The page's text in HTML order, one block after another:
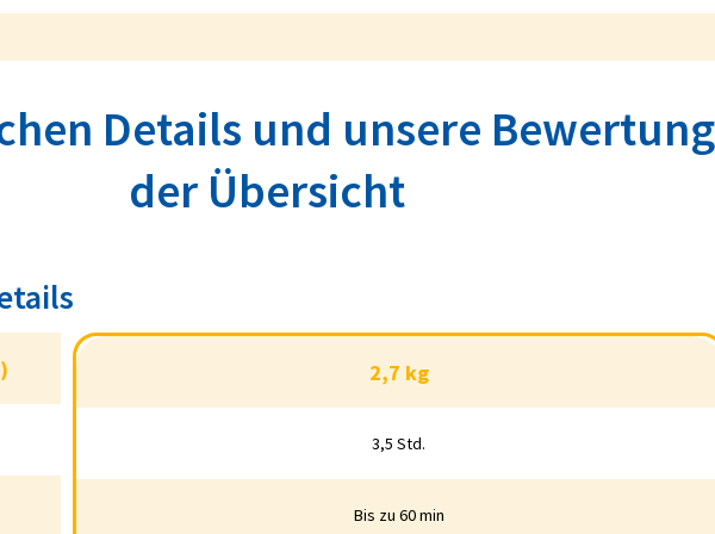
Details und unsere
der Übersicht
Kg)
2,7 kg
3,5 Std.
Bis zu 60 min